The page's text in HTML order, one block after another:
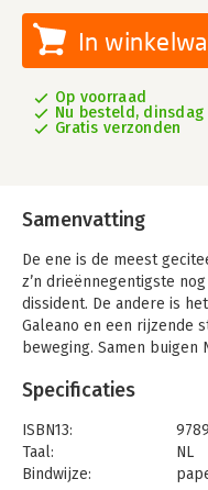
In
Op voorraad
Nu besteld,
Gratis verzonden
Samenvatting
De ene is de meest
z’n drieënnegentigste
dissident. De andere is
Galeano en een rijzende
beweging. Samen buigen
Libië. Wat betekent het
Amerika? Zijn er
Twee briljante stemmen
gisteren, vandaag en
Specificaties
ISBN13:
Taal:
NL
Bindwijze: